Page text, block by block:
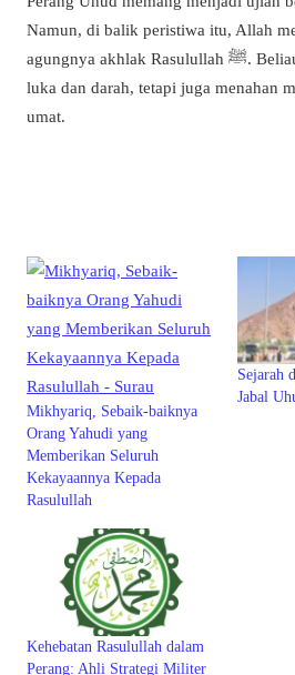
Namun, di balik peristiwa itu, Allah
agungnya akhlak Rasulullah ﷺ. Beliau tidak hanya menahan
luka dan darah, tetapi juga menahan
umat.
Mikhyariq, Sebaik-baiknya
Orang Yahudi yang
Memberikan Seluruh
Kekayaannya Kepada
Rasulullah
Sejarah
Jabal
Kehebatan Rasulullah dalam
Perang: Ahli Strategi Militer